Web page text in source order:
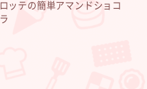
ロッテの簡単アマンドショコ
ラ